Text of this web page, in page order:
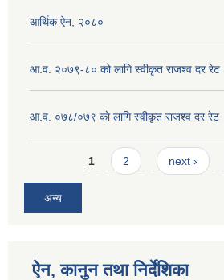
आर्थिक ऐन, २०८०
आ.व. २०७९-८० को लागि स्वीकृत राजश्व दर रेट
आ.व. ०७८/०७९ काे लागि स्वीकृत राजश्व दर रेट
Pages1 2 next ›
अन्य
ऐन, कानुन तथा निर्देशिका